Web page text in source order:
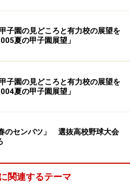
子園の見どころと有力校の展望を
夏の甲子園展望」
子園の見どころと有力校の展望を
夏の甲子園展望」
のセンバツ」 選抜高校野球大会
関連するテーマ